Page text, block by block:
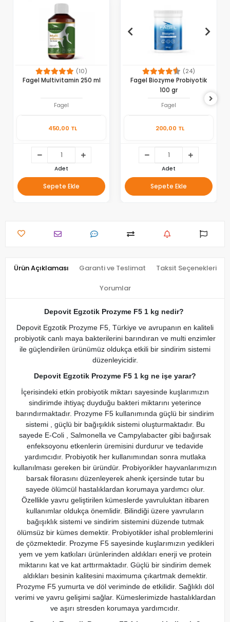
(10)
Fagel Multivitamin 250 ml
Fagel
450,00 TL
Adet
Sepete Ekle
(24)
Fagel Biozyme Probiyotik
100 gr
Fagel
200,00 TL
Adet
Sepete Ekle
Ürün Açıklaması Garanti ve Teslimat Taksit Seçenekleri
Yorumlar
Depovit Egzotik Prozyme F5 1 kg nedir?
Depovit Egzotik Prozyme F5, Türkiye ve avrupanın en kaliteli
probiyotik canlı maya bakterilerini barındıran ve multi enzimler
ile güçlendirilen ürünümüz oldukça etkili bir sindirim sistemi
düzenleyicidir.
Depovit Egzotik Prozyme F5 1 kg ne işe yarar?
İçerisindeki etkin probiyotik miktarı sayesinde kuşlarımızın
sindirimde ihtiyaç duyduğu bakteri miktarını yeterince
barındırmaktadır. Prozyme F5 kullanımında güçlü bir sindirim
sistemi , güçlü bir bağışıklık sistemi oluşturmaktadır. Bu
sayede E-Coli , Salmonella ve Campylabacter gibi bağırsak
enfeksoyonu etkenlerin üremisini durdurur ve tedavide
yardımcıdır. Probiyotik her kullanımından sonra mutlaka
kullanılması gereken bir üründür. Probiyorikler hayvanlarımızın
barsak filorasını düzenleyerek ahenk içersinde tutar bu
sayede ölümcül hastalıklardan korumaya yardımcı olur.
Özellikle yavru geliştirilen kümeslerde yavruluktan itibaren
kullanımlar oldukça önemlidir. Bilindiği üzere yavruların
bağışıklık sistemi ve sindirim sistemini düzende tutmak
ölümsüz bir kümes demektir. Probiyotikler ishal problemlerini
de çözmektedir. Prozyme F5 sayesinde kuşlarımızın yedikleri
yem ve yem katkıları ürünlerinden aldıkları enerji ve protein
miktarını kat ve kat arttırmaktadır. Güçlü bir sindirim demek
aldıkları besinin kalitesini maximuma çıkartmak demektir.
Prozyme F5 yumurta ve döl veriminde de etkilidir. Sağlıklı döl
verimi ve yavru gelişimi sağlar. Kümeslerimizde hastalıklardan
ve aşırı stresden korumaya yardımcıdır.